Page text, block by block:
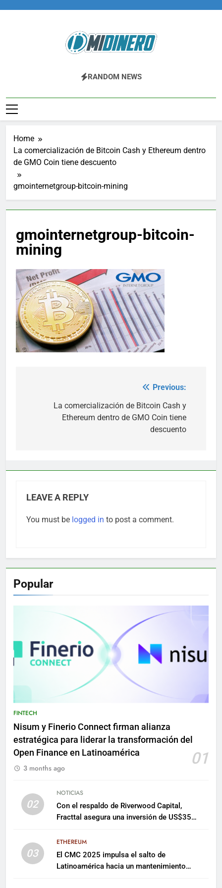
Midinero.co
Fintech, Criptomonedas
RANDOM NEWS
Home
La comercialización de Bitcoin Cash y Ethereum dentro
de GMO Coin tiene descuento
gmointernetgroup-bitcoin-mining
gmointernetgroup-bitcoin-
mining
navigation
Previous:
La comercialización de Bitcoin Cash y
Ethereum dentro de GMO Coin tiene
descuento
LEAVE A REPLY
You must be logged in to post a comment.
Popular
FINTECH
Nisum y Finerio Connect firman alianza
estratégica para liderar la transformación del
Open Finance en Latinoamérica
01
3 months ago
02
NOTICIAS
Con el respaldo de Riverwood Capital,
Fracttal asegura una inversión de US$35
03
ETHEREUM
El CMC 2025 impulsa el salto de
Latinoamérica hacia un mantenimiento